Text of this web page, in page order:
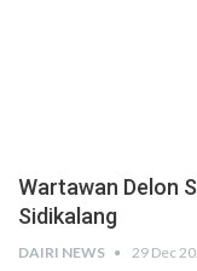
Wartawan Delon
Sidikalang
DAIRI NEWS 29 Dec